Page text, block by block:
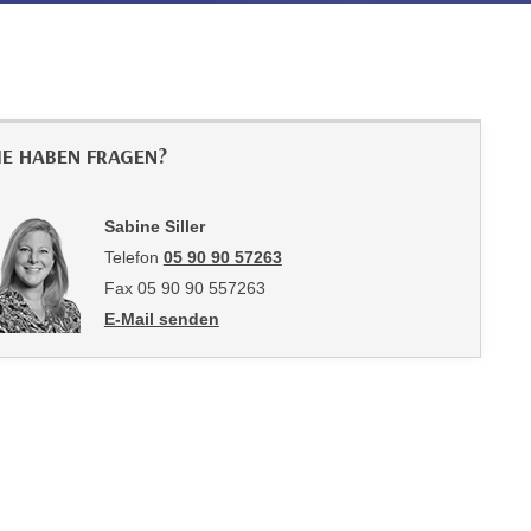
HABEN FRAGEN?
Sabine Siller
Telefon 05 90 90 57263
Fax 05 90 90 557263
E-Mail senden